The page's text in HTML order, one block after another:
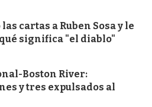
cartas a Ruben Sosa y le
significa "el diablo"
Boston River:
y tres expulsados al